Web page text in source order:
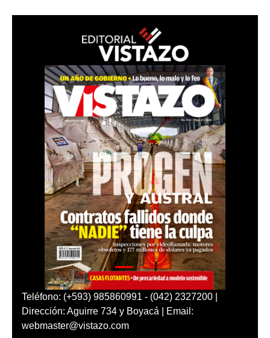
Teléfono: (+593) 985860991 - (042) 2327200 |
Dirección: Aguirre 734 y Boyacá | Email:
webmaster@vistazo.com